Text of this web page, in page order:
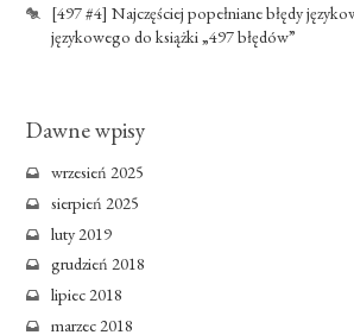
[497 #4] Najczęściej popełniane błędy
językowego do książki „497 błędów”
Dawne wpisy
wrzesień 2025
sierpień 2025
luty 2019
grudzień 2018
lipiec 2018
marzec 2018